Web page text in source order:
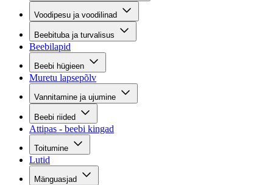
Voodipesu ja voodilinad
Beebituba ja turvalisus
Beebilapid
Beebi hügieen
Muretu lapsepõlv
Vannitamine ja ujumine
Beebi riided
Attipas - beebi kingad
Toitumine
Lutid
Mänguasjad